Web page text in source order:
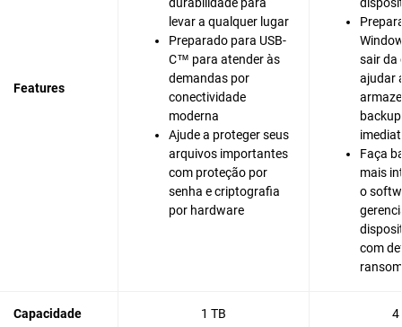
Features
levar a qualquer lugar
Preparado para USB-
C™ para atender às
demandas por
conectividade
moderna
Ajude a proteger seus
arquivos importantes
com proteção por
senha e criptografia
por hardware
sair da
ajudar
Faça
mais
o
com
Capacidade 1 TB 4